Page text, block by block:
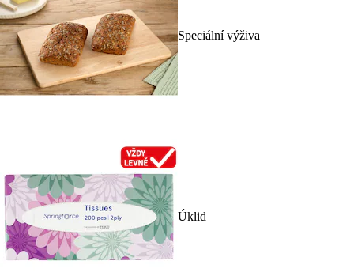
Speciální výživa
Úklid